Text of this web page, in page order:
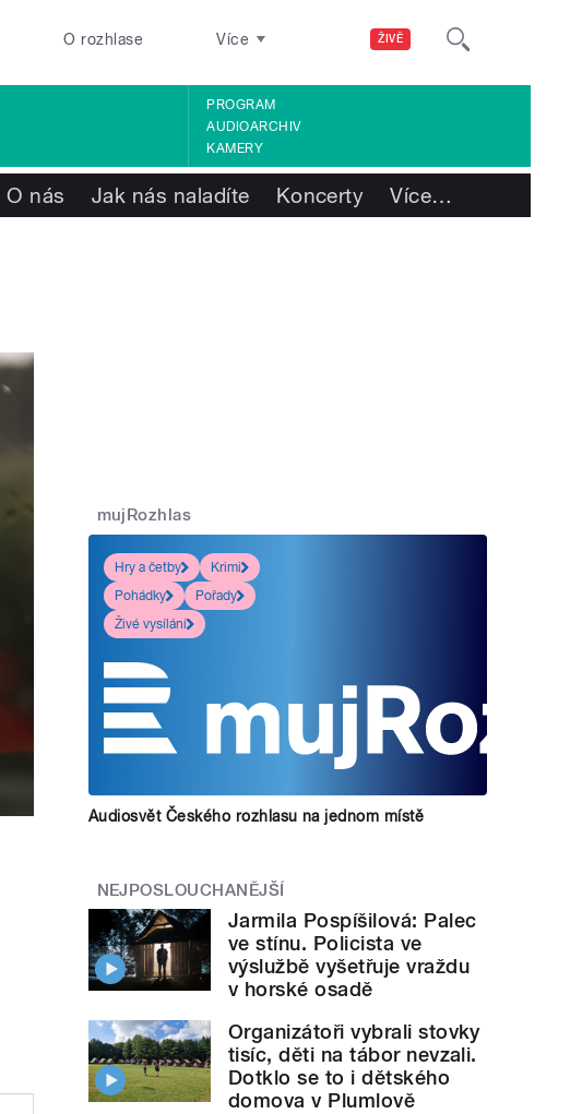
ŽIVĚ
O rozhlase Více
PROGRAM
AUDIOARCHIV
KAMERY
O nás Jak nás naladíte Koncerty Více…
mujRozhlas
Hry a četby
Krimi
Pohádky
Pořady
Živé vysílání
Audiosvět Českého rozhlasu na jednom místě
NEJPOSLOUCHANĚJŠÍ
Jarmila Pospíšilová: Palec
ve stínu. Policista ve
výslužbě vyšetřuje vraždu
v horské osadě
Organizátoři vybrali stovky
tisíc, děti na tábor nevzali.
Dotklo se to i dětského
domova v Plumlově